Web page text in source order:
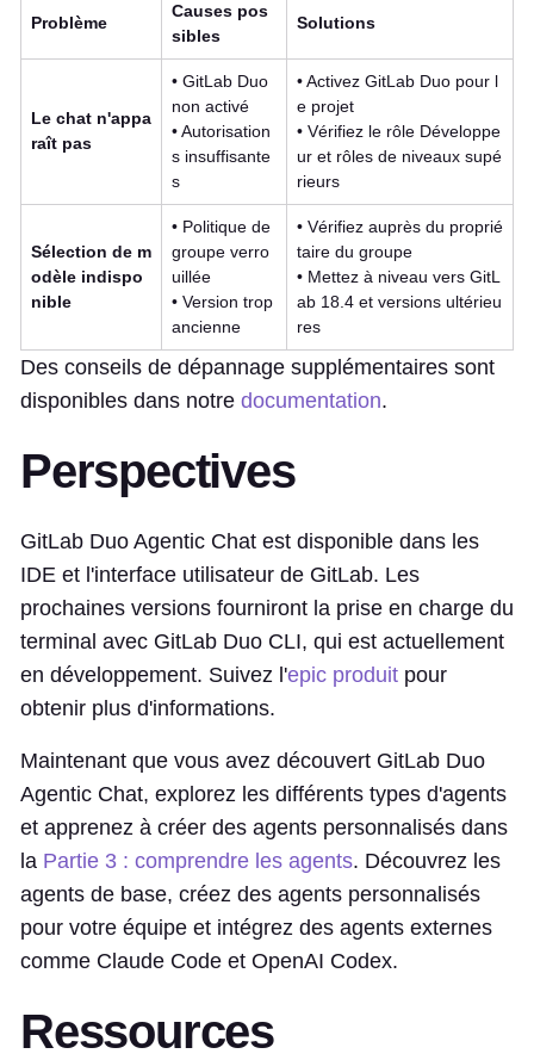
Problème
Causes pos
sibles
Solutions
Le chat n'appa
raît pas
• GitLab Duo
non activé
• Autorisation
s insuffisante
s
• Activez GitLab Duo pour l
e projet
• Vérifiez le rôle Développe
ur et rôles de niveaux supé
rieurs
Sélection de m
odèle indispo
nible
• Politique de
groupe verro
uillée
• Version trop
ancienne
• Vérifiez auprès du proprié
taire du groupe
• Mettez à niveau vers GitL
ab 18.4 et versions ultérieu
res
Des conseils de dépannage supplémentaires sont
disponibles dans notre documentation.
Perspectives
GitLab Duo Agentic Chat est disponible dans les
IDE et l'interface utilisateur de GitLab. Les
prochaines versions fourniront la prise en charge du
terminal avec GitLab Duo CLI, qui est actuellement
en développement. Suivez l'epic produit pour
obtenir plus d'informations.
Maintenant que vous avez découvert GitLab Duo
Agentic Chat, explorez les différents types d'agents
et apprenez à créer des agents personnalisés dans
la Partie 3 : comprendre les agents. Découvrez les
agents de base, créez des agents personnalisés
pour votre équipe et intégrez des agents externes
comme Claude Code et OpenAI Codex.
Ressources